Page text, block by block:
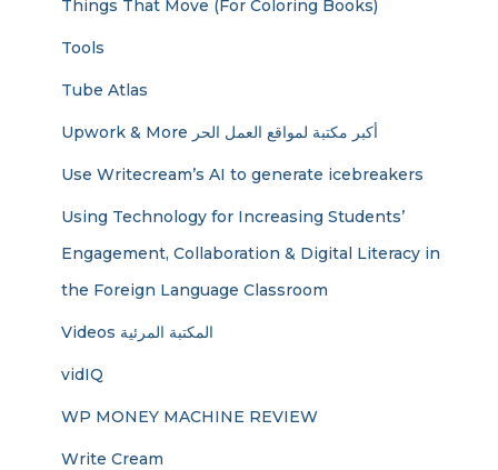
Things That Move (For Coloring Books)
Tools
Tube Atlas
Upwork & More أكبر مكتبة لمواقع العمل الحر
Use Writecream’s AI to generate icebreakers
Using Technology for Increasing Students’
Engagement, Collaboration & Digital Literacy in
the Foreign Language Classroom
Videos المكتبة المرئية
vidIQ
WP MONEY MACHINE REVIEW
Write Cream